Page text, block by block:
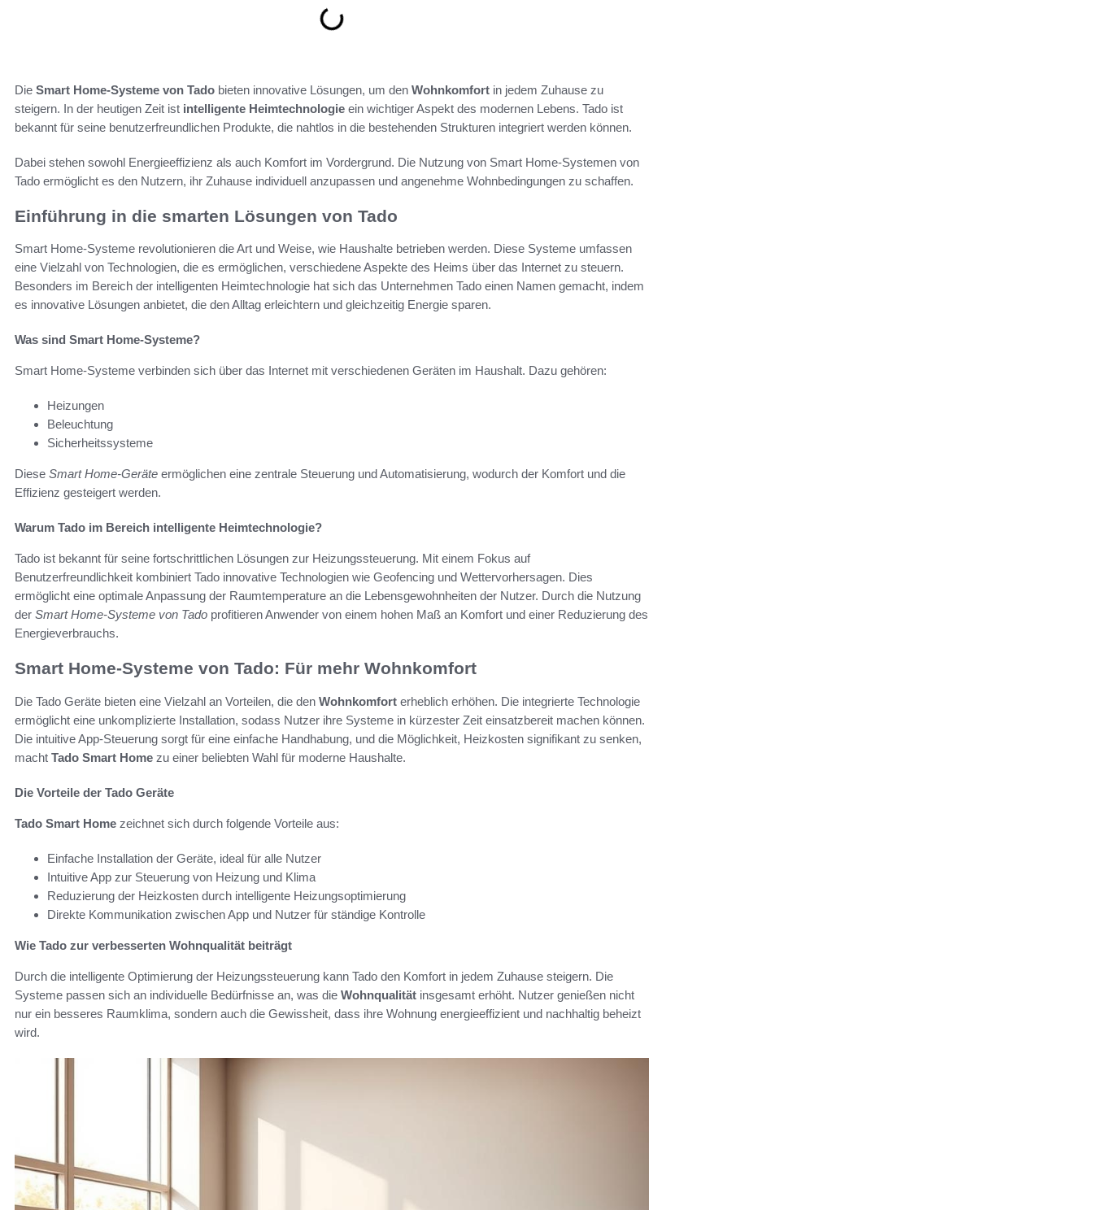
Die Smart Home-Systeme von Tado bieten innovative Lösungen, um den Wohnkomfort in jedem Zuhause zu
steigern. In der heutigen Zeit ist intelligente Heimtechnologie ein wichtiger Aspekt des modernen Lebens. Tado ist
bekannt für seine benutzerfreundlichen Produkte, die nahtlos in die bestehenden Strukturen integriert werden können.
Dabei stehen sowohl Energieeffizienz als auch Komfort im Vordergrund. Die Nutzung von Smart Home-Systemen von
Tado ermöglicht es den Nutzern, ihr Zuhause individuell anzupassen und angenehme Wohnbedingungen zu schaffen.
Einführung in die smarten Lösungen von Tado
Smart Home-Systeme revolutionieren die Art und Weise, wie Haushalte betrieben werden. Diese Systeme umfassen
eine Vielzahl von Technologien, die es ermöglichen, verschiedene Aspekte des Heims über das Internet zu steuern.
Besonders im Bereich der intelligenten Heimtechnologie hat sich das Unternehmen Tado einen Namen gemacht, indem
es innovative Lösungen anbietet, die den Alltag erleichtern und gleichzeitig Energie sparen.
Was sind Smart Home-Systeme?
Smart Home-Systeme verbinden sich über das Internet mit verschiedenen Geräten im Haushalt. Dazu gehören:
Heizungen
Beleuchtung
Sicherheitssysteme
Diese Smart Home-Geräte ermöglichen eine zentrale Steuerung und Automatisierung, wodurch der Komfort und die
Effizienz gesteigert werden.
Warum Tado im Bereich intelligente Heimtechnologie?
Tado ist bekannt für seine fortschrittlichen Lösungen zur Heizungssteuerung. Mit einem Fokus auf
Benutzerfreundlichkeit kombiniert Tado innovative Technologien wie Geofencing und Wettervorhersagen. Dies
ermöglicht eine optimale Anpassung der Raumtemperature an die Lebensgewohnheiten der Nutzer. Durch die Nutzung
der Smart Home-Systeme von Tado profitieren Anwender von einem hohen Maß an Komfort und einer Reduzierung des
Energieverbrauchs.
Smart Home-Systeme von Tado: Für mehr Wohnkomfort
Die Tado Geräte bieten eine Vielzahl an Vorteilen, die den Wohnkomfort erheblich erhöhen. Die integrierte Technologie
ermöglicht eine unkomplizierte Installation, sodass Nutzer ihre Systeme in kürzester Zeit einsatzbereit machen können.
Die intuitive App-Steuerung sorgt für eine einfache Handhabung, und die Möglichkeit, Heizkosten signifikant zu senken,
macht Tado Smart Home zu einer beliebten Wahl für moderne Haushalte.
Die Vorteile der Tado Geräte
Tado Smart Home zeichnet sich durch folgende Vorteile aus:
Einfache Installation der Geräte, ideal für alle Nutzer
Intuitive App zur Steuerung von Heizung und Klima
Reduzierung der Heizkosten durch intelligente Heizungsoptimierung
Direkte Kommunikation zwischen App und Nutzer für ständige Kontrolle
Wie Tado zur verbesserten Wohnqualität beiträgt
Durch die intelligente Optimierung der Heizungssteuerung kann Tado den Komfort in jedem Zuhause steigern. Die
Systeme passen sich an individuelle Bedürfnisse an, was die Wohnqualität insgesamt erhöht. Nutzer genießen nicht
nur ein besseres Raumklima, sondern auch die Gewissheit, dass ihre Wohnung energieeffizient und nachhaltig beheizt
wird.